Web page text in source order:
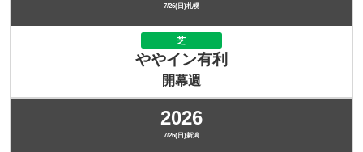
7/26(日)札幌
芝
ややイン有利
開幕週
2026
7/26(日)新潟